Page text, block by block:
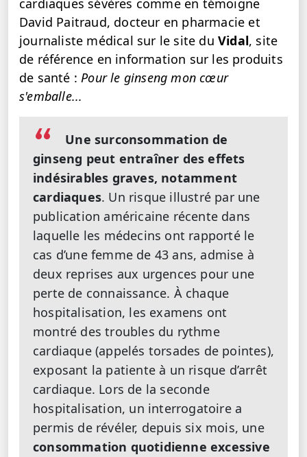
cardiaques sévères comme en témoigne
David Paitraud, docteur en pharmacie et
journaliste médical sur le site du Vidal, site
de référence en information sur les produits
de santé :Pour le ginseng mon cœur
s'emballe...
Une surconsommation de
ginseng peut entraîner des effets
indésirables graves, notamment
cardiaques. Un risque illustré par une
publication américaine récente dans
laquelle les médecins ont rapporté le
cas d’une femme de 43 ans, admise à
deux reprises aux urgences pour une
perte de connaissance. À chaque
hospitalisation, les examens ont
montré des troubles du rythme
cardiaque (appelés torsades de pointes),
exposant la patiente à un risque d’arrêt
cardiaque. Lors de la seconde
hospitalisation, un interrogatoire a
permis de révéler, depuis six mois, une
consommation quotidienne excessive